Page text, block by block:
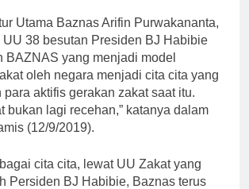
Utama Baznas Arifin Purwakananta,
38 besutan Presiden BJ Habibie
BAZNAS yang menjadi model
oleh negara menjadi cita cita yang
aktifis gerakan zakat saat itu.
bukan lagi recehan,” katanya dalam
(12/9/2019).
cita cita, lewat UU Zakat yang
Persiden BJ Habibie, Baznas terus